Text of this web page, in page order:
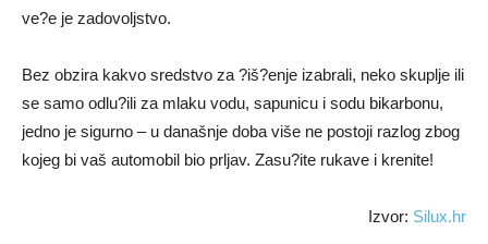
ve?e je zadovoljstvo.
Bez obzira kakvo sredstvo za ?iš?enje izabrali, neko skuplje ili
se samo odlu?ili za mlaku vodu, sapunicu i sodu bikarbonu,
jedno je sigurno – u današnje doba više ne postoji razlog zbog
kojeg bi vaš automobil bio prljav. Zasu?ite rukave i krenite!
Izvor: Silux.hr